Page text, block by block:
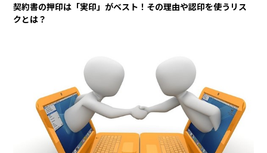
契約書の押印は「実印」がベスト！その理由や認印を使うリス
クとは？